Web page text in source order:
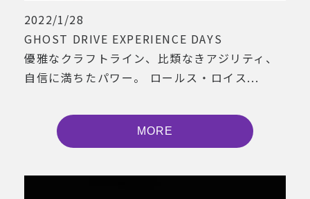
2022/1/28
GHOST DRIVE EXPERIENCE DAYS
優雅なクラフトライン、比類なきアジリティ、
自信に満ちたパワー。 ロールス・ロイス...
MORE